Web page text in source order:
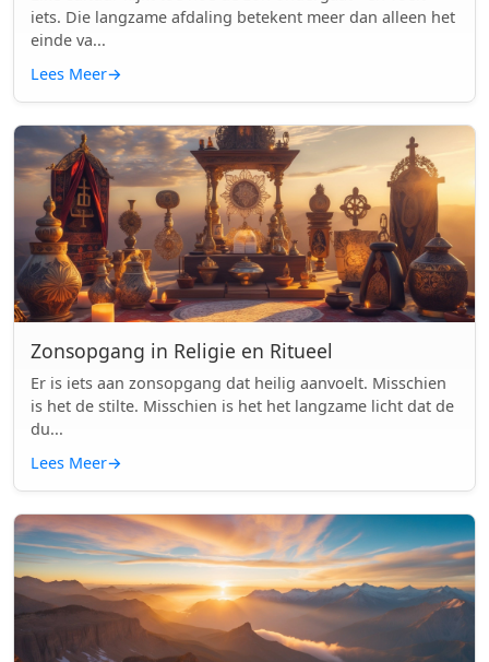
iets. Die langzame afdaling betekent meer dan alleen het
einde va...
Lees Meer→
Zonsopgang in Religie en Ritueel
Er is iets aan zonsopgang dat heilig aanvoelt. Misschien
is het de stilte. Misschien is het het langzame licht dat de
du...
Lees Meer→